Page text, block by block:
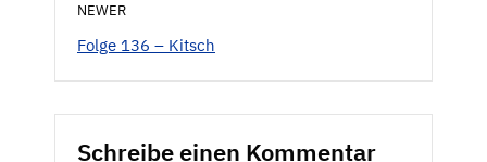
NEWER
Folge 136 – Kitsch
Schreibe einen Kommentar